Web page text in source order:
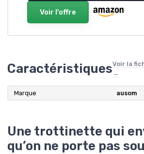
Voir l'offre
CaractéristiquesVoir la
→
Marque ausom
Une trottinette qui
qu’on ne porte pas